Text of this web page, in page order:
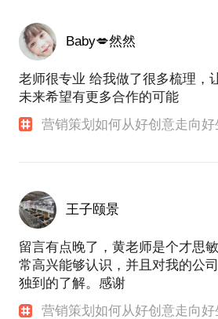
Baby💋然然
老师很专业 给我做了很多梳理，
未来希望有更多合作的可能
营销策划如何从好创意走向好
王子颐景
留言有点晚了，黄老师是个才思
常高兴能够认识，并且对我的公
独到的了解。感谢
营销策划如何从好创意走向好